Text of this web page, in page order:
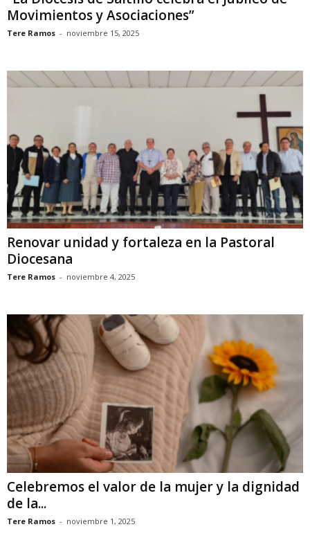
Movimientos y Asociaciones”
Tere Ramos - noviembre 15, 2025
Renovar unidad y fortaleza en la Pastoral
Diocesana
Tere Ramos - noviembre 4, 2025
Celebremos el valor de la mujer y la dignidad
de la...
Tere Ramos - noviembre 1, 2025